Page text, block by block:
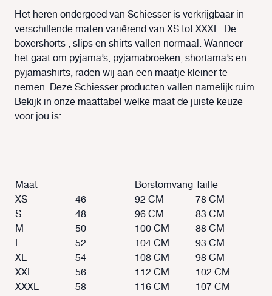
Het heren ondergoed van Schiesser is verkrijgbaar in
verschillende maten variërend van XS tot XXXL. De
boxershorts , slips en shirts vallen normaal. Wanneer
het gaat om pyjama’s, pyjamabroeken, shortama’s en
pyjamashirts, raden wij aan een maatje kleiner te
nemen. Deze Schiesser producten vallen namelijk ruim.
Bekijk in onze maattabel welke maat de juiste keuze
voor jou is:
Maat BorstomvangTaille
XS
46 92 CM
78 CM
S
48 96 CM
83 CM
M
50 100 CM
88 CM
L
52 104 CM
93 CM
XL
54 108 CM
98 CM
XXL
56 112 CM
102 CM
XXXL
58 116 CM 107 CM